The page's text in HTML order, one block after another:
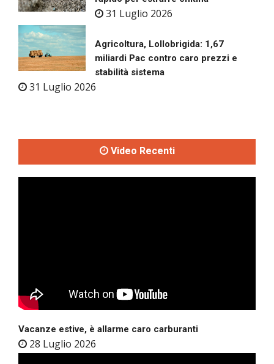
31 Luglio 2026
Agricoltura, Lollobrigida: 1,67
miliardi Pac contro caro prezzi e
stabilità sistema
31 Luglio 2026
Video Recenti
Vacanze estive, è allarme caro carburanti
28 Luglio 2026